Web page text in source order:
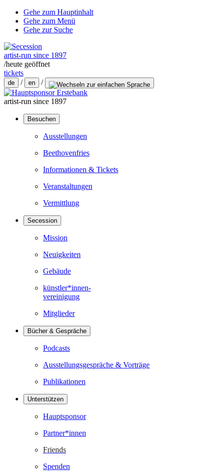
Gehe zum Hauptinhalt
Gehe zum Menü
Gehe zur Suche
artist-run since 1897
/heute geöffnet
tickets
de / en /
artist-run since 1897
Besuchen
Ausstellungen
Beethovenfries
Informationen & Tickets
Veranstaltungen
Vermittlung
Secession
Mission
Neuigkeiten
Gebäude
künstler*innen-
vereinigung
Mitglieder
Bücher & Gespräche
Podcasts
Ausstellungsgespräche & Vorträge
Publikationen
Unterstützen
Hauptsponsor
Partner*innen
Friends
Spenden